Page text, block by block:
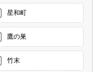
星和町
鷹の巣
竹末